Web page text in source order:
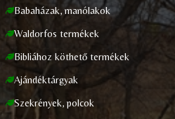
Babaházak, manólakok
Waldorfos termékek
Bibliához köthető termékek
Ajándéktárgyak
Szekrények, polcok